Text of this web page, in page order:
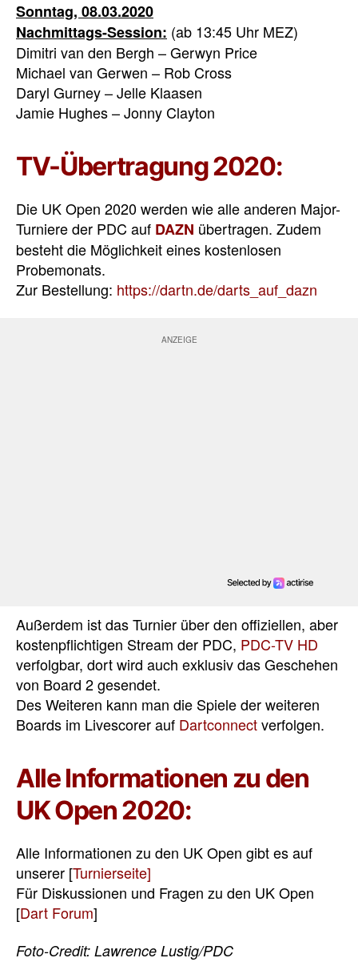
Sonntag, 08.03.2020
Nachmittags-Session: (ab 13:45 Uhr MEZ)
Dimitri van den Bergh – Gerwyn Price
Michael van Gerwen – Rob Cross
Daryl Gurney – Jelle Klaasen
Jamie Hughes – Jonny Clayton
TV-Übertragung 2020:
Die UK Open 2020 werden wie alle anderen Major-
Turniere der PDC auf DAZN übertragen. Zudem
besteht die Möglichkeit eines kostenlosen
Probemonats.
Zur Bestellung: https://dartn.de/darts_auf_dazn
Außerdem ist das Turnier über den offiziellen, aber
kostenpflichtigen Stream der PDC, PDC-TV HD
verfolgbar, dort wird auch exklusiv das Geschehen
von Board 2 gesendet.
Des Weiteren kann man die Spiele der weiteren
Boards im Livescorer auf Dartconnectverfolgen.
Alle Informationen zu den
UK Open 2020:
Alle Informationen zu den UK Open gibt es auf
unserer [Turnierseite]
Für Diskussionen und Fragen zu den UK Open
[Dart Forum]
Foto-Credit: Lawrence Lustig/PDC